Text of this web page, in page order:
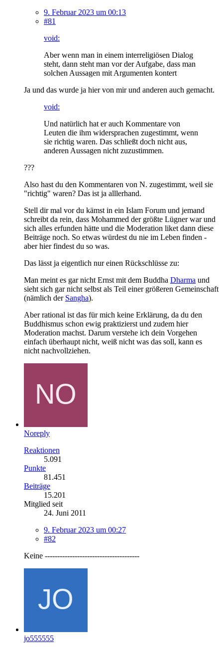
9. Februar 2023 um 00:13
#81
void:
Aber wenn man in einem interreligiösen Dialog
steht, dann steht man vor der Aufgabe, dass man
solchen Aussagen mit Argumenten kontert
Ja und das wurde ja hier von mir und anderen auch gemacht.
void:
Und natürlich hat er auch Kommentare von
Leuten die ihm widersprachen zugestimmt, wenn
sie richtig waren. Das schließt doch nicht aus,
anderen Aussagen nicht zuzustimmen.
???
Also hast du den Kommentaren von N. zugestimmt, weil sie
"richtig" waren? Das ist ja alllerhand.
Stell dir mal vor du kämst in ein Islam Forum und jemand
schreibt da rein, dass Mohammed der größte Lügner war und
sich alles erfunden hätte und die Moderation liket dann diese
Beiträge noch. So etwas würdest du nie im Leben finden -
aber hier findest du so was.
Das lässt ja eigentlich nur einen Rückschlüsse zu:
Man meint es gar nicht Ernst mit dem Buddha Dharma und
sieht sich gar nicht selbst als Teil einer größeren Gemeinschaft
(nämlich der Sangha).
Aber rational ist das für mich keine Erklärung, da du den
Buddhismus schon ewig praktizierst und zudem hier
Moderation machst. Darum verstehe ich dein Vorgehen
einfach überhaupt nicht, weiß nicht was das soll, kann es
nicht nachvollziehen.
Noreply
Reaktionen
5.091
Punkte
81.451
Beiträge
15.201
Mitglied seit
24. Juni 2011
9. Februar 2023 um 00:27
#82
Keine --------------------------------------
jo555555